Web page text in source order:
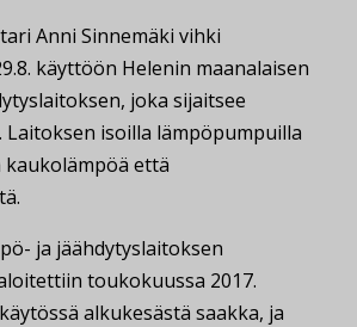
Anni Sinnemäki vihki
käyttöön Helenin maanalaisen
joka sijaitsee
Laitoksen isoilla lämpöpumpuilla
että
ja jäähdytyslaitoksen
toukokuussa 2017.
alkukesästä saakka, ja